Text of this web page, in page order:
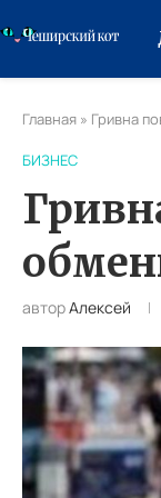
Главная » Гривна
БИЗНЕС
авторАлексей